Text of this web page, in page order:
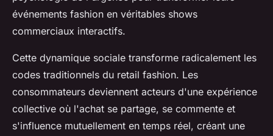
événements fashion en véritables shows
commerciaux interactifs.
Cette dynamique sociale transforme radicalement les
codes traditionnels du retail fashion. Les
consommateurs deviennent acteurs d'une expérience
collective où l'achat se partage, se commente et
s'influence mutuellement en temps réel, créant une